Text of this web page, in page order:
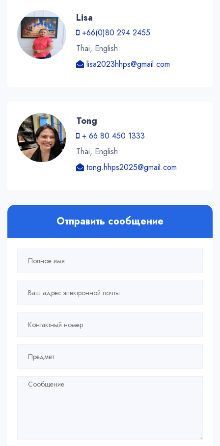
Lisa
+66(0)80 294 2455
Thai, English
lisa2023hhps@gmail.com
Tong
+ 66 80 450 1333
Thai, English
tong.hhps2025@gmail.com
Отправить сообщение